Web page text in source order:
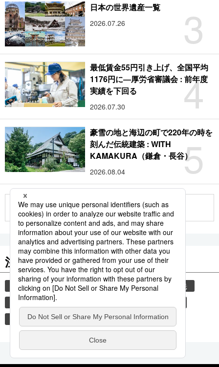
3
日本の世界遺産一覧
2026.07.26
4
最低賃金55円引き上げ、全国平均
1176円に―厚労省審議会 : 前年度
実績を下回る
2026.07.30
5
豪雪の地と海辺の町で220年の時を
刻んだ伝統建築 : WITH
KAMAKURA（鎌倉・長谷）
2026.08.04
もっと見る
注目のキーワード
共同通信ニュース 気象・災害 災害
観光
気象庁
地震